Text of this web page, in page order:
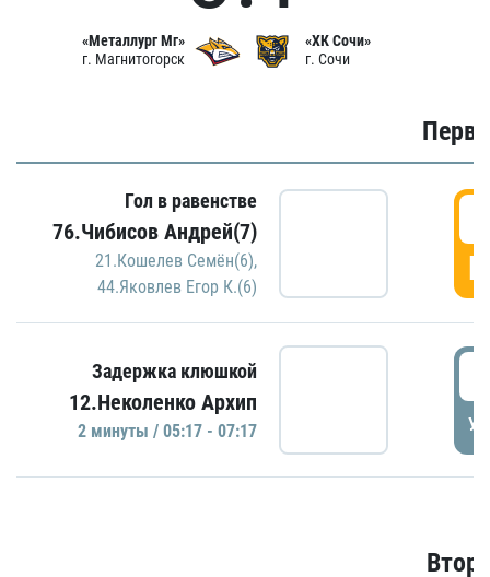
«Металлург Мг»
г. Магнитогорск
«ХК Сочи»
г. Сочи
Гол в равенстве
76.Чибисов Андрей(7)
21.Кошелев Семён(6),
44.Яковлев Егор К.(6)
Задержка клюшкой
12.Неколенко Архип
2 минуты / 05:17 - 07:17